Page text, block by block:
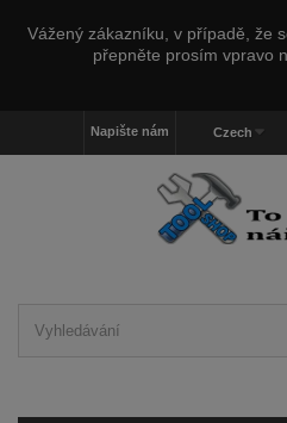
Vážený zákazníku, v případě, že
přepněte prosím vpravo
Czech
Napište nám